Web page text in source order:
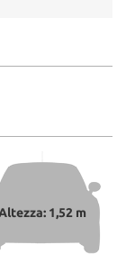
1,52 m